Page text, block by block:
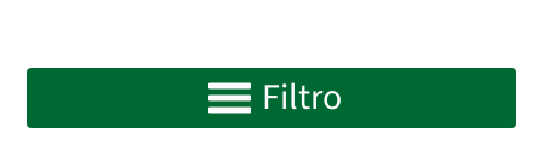
Filtro